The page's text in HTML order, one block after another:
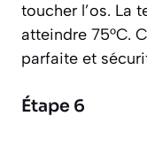
toucher l’os. La
atteindre 75°C.
parfaite et
Étape 6